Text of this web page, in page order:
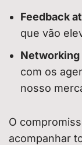
Feedback
que vão
com os
nosso
O
acompanhar